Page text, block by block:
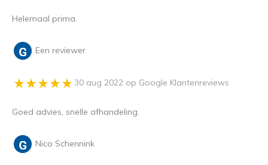
Helemaal prima.
Een reviewer
30 aug 2022 op Google Klantenreviews
Goed advies, snelle afhandeling.
Nico Schennink